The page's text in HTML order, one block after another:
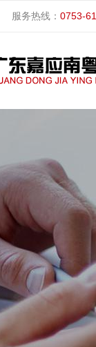
服务热线： 0753-